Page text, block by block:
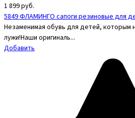
1 899руб.
5849 ФЛАМИНГО сапоги резиновые для
Незаменимая обувь для детей, которым
лужи!Наши оригиналь...
Добавить